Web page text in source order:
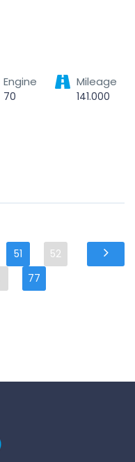
Engine
70
Mileage
141.000
51
52
77